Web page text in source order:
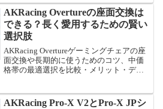
較、選び方を解説。5年保証で安心の日本
向け設計をチェック！
AKRacing Overtureの座面交換は
できる？長く愛用するための賢い
選択肢
AKRacing Overtureゲーミングチェアの座
面交換や長期的に使うためのコツ、中価
格帯の最適選択を比較・メリット・デメ
AKRacing Pro-X V2とPro-X JPシ